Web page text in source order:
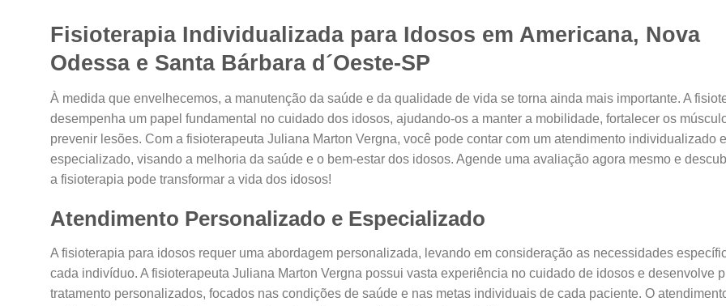
Fisioterapia Individualizada para Idosos em Americana, Nova
Odessa e Santa Bárbara d´Oeste-SP
À medida que envelhecemos, a manutenção da saúde e da qualidade de vida se torna ainda mais importante. A
desempenha um papel fundamental no cuidado dos idosos, ajudando-os a manter a mobilidade, fortalecer os
prevenir lesões. Com a fisioterapeuta Juliana Marton Vergna, você pode contar com um atendimento individualizado e
especializado, visando a melhoria da saúde e o bem-estar dos idosos. Agende uma avaliação agora mesmo e
a fisioterapia pode transformar a vida dos idosos!
Atendimento Personalizado e Especializado
A fisioterapia para idosos requer uma abordagem personalizada, levando em consideração as necessidades
cada indivíduo. A fisioterapeuta Juliana Marton Vergna possui vasta experiência no cuidado de idosos e desenvolve
tratamento personalizados, focados nas condições de saúde e nas metas individuais de cada paciente. O